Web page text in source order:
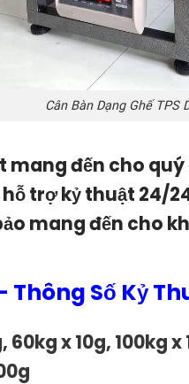
Cân Bàn Dạng Ghế TPS
mang đến cho
trợ kỷ thuật 24/
mang đến cho
Thông Số Kỷ
x 10g, 100kg x